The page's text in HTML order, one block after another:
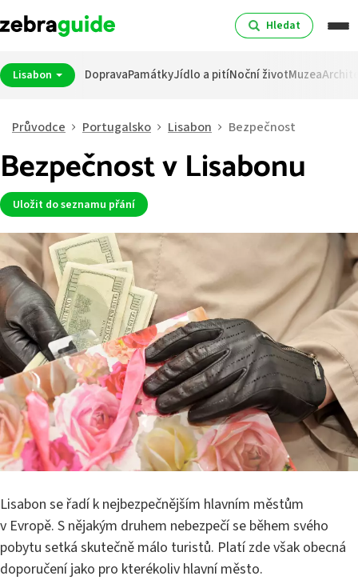
Hledat
Lisabon DopravaPamátkyJídlo a pitíNoční životMuzea
Průvodce Portugalsko Lisabon Bezpečnost
Bezpečnost v Lisabonu
Uložit do seznamu přání
Lisabon se řadí k nejbezpečnějším hlavním městům
v Evropě. S nějakým druhem nebezpečí se během svého
pobytu setká skutečně málo turistů. Platí zde však obecná
doporučení jako pro kterékoliv hlavní město.